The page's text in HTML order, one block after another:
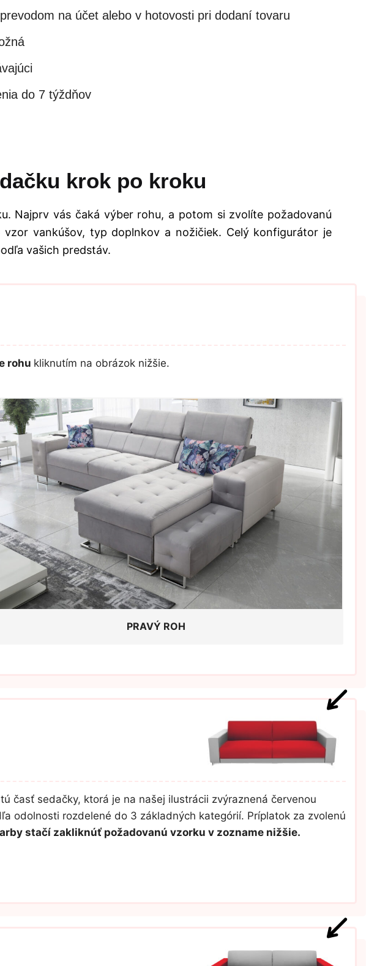
na účet alebo v hotovosti pri dodaní tovaru
do 7 týždňov
krok po kroku
Najprv vás čaká výber rohu, a potom si zvolíte požadovanú
vankúšov, typ doplnkov a nožičiek. Celý konfigurátor je
vašich predstáv.
rohu kliknutím na obrázok nižšie.
PRAVÝ ROH
časť sedačky, ktorá je na našej ilustrácii zvýraznená červenou
odolnosti rozdelené do 3 základných kategórií. Príplatok za zvolenú
stačí zakliknúť požadovanú vzorku v zozname nižšie.